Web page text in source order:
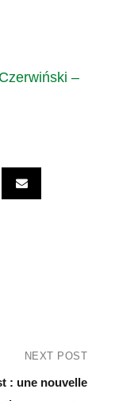
–
NEXT POST
: une nouvelle